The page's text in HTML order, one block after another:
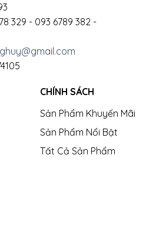
329 - 093 6789 382 -
CHÍNH SÁCH
Sản Phẩm Khuyến Mãi
Sản Phẩm Nổi Bật
Tất Cả Sản Phẩm